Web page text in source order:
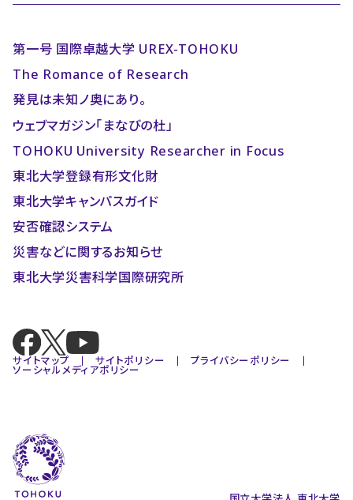
第一号 国際卓越大学 UREX-TOHOKU
The Romance of Research
発見は未知ノ奥にあり。
ウェブマガジン「まなびの杜」
TOHOKU University Researcher in Focus
東北大学登録有形文化財
東北大学キャンパスガイド
安否確認システム
災害などに関するお知らせ
東北大学災害科学国際研究所
サイトマップ サイトポリシー プライバシーポリシー
ソーシャルメディアポリシー